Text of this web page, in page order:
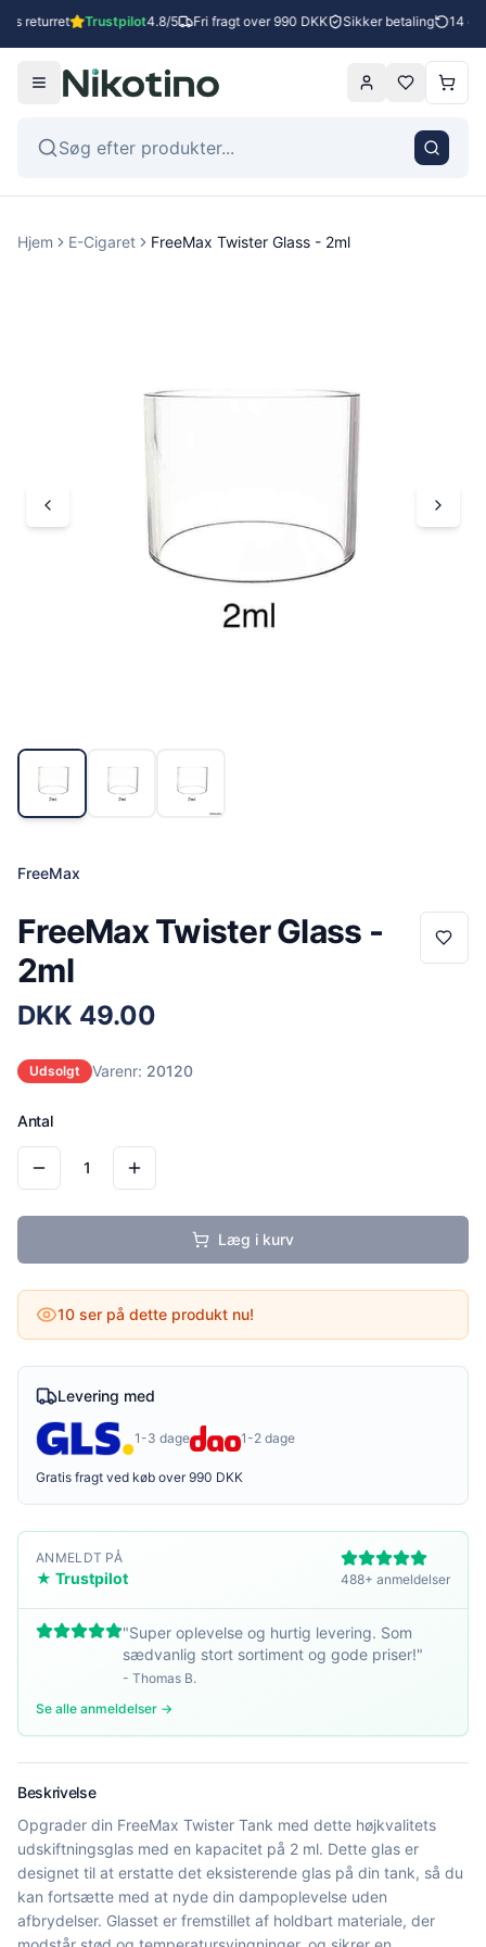
returret Trustpilot4.8/5 Fri fragt over 990 DKK Sikker betaling 14
Hjem E-Cigaret FreeMax Twister Glass - 2ml
FreeMax
FreeMax Twister Glass -
2ml
DKK 49.00
Udsolgt Varenr: 20120
Antal
1
Læg i kurv
10 ser på dette produkt nu!
Levering med
1-3 dage 1-2 dage
Gratis fragt ved køb over 990 DKK
ANMELDT PÅ
★ Trustpilot 488+ anmeldelser
"Super oplevelse og hurtig levering. Som
sædvanlig stort sortiment og gode priser!"
- Thomas B.
Se alle anmeldelser →
Beskrivelse
Opgrader din FreeMax Twister Tank med dette højkvalitets
udskiftningsglas med en kapacitet på 2 ml. Dette glas er
designet til at erstatte det eksisterende glas på din tank, så du
kan fortsætte med at nyde din dampoplevelse uden
afbrydelser. Glasset er fremstillet af holdbart materiale, der